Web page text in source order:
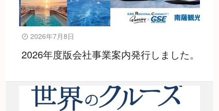
2026年7月8日
2026年度版会社事業案内発行しました。